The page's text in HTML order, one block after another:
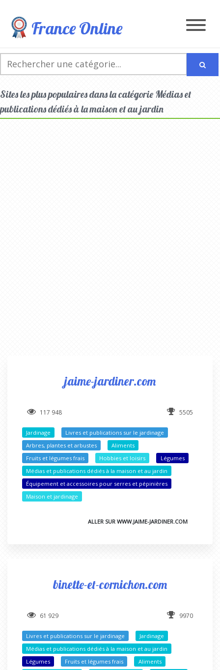
France Online
Sites les plus populaires dans la catégorie Médias et
publications dédiés à la maison et au jardin
jaime-jardiner.com
117 948 5505
Jardinage
Livres et publications sur le jardinage
Arbres, plantes et arbustes
Aliments
Fruits et légumes frais
Hobbies et loisirs
Légumes
Médias et publications dédiés à la maison et au jardin
Équipement et accessoires pour serres et pépinières
Maison et jardinage
ALLER SUR WWW.JAIME-JARDINER.COM
binette-et-cornichon.com
61 929 9970
Livres et publications sur le jardinage
Jardinage
Médias et publications dédiés à la maison et au jardin
Légumes
Fruits et légumes frais
Aliments